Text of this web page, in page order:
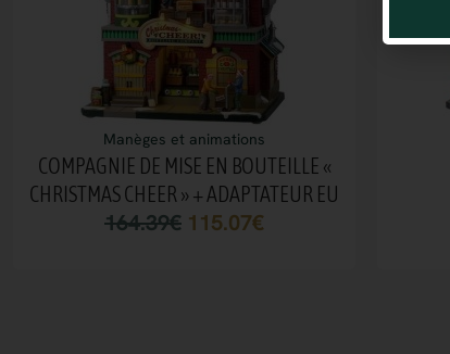
Manèges et animations
COMPAGNIE DE MISE EN BOUTEILLE «
CHRISTMAS CHEER » + ADAPTATEUR EU
164.39€ 115.07€